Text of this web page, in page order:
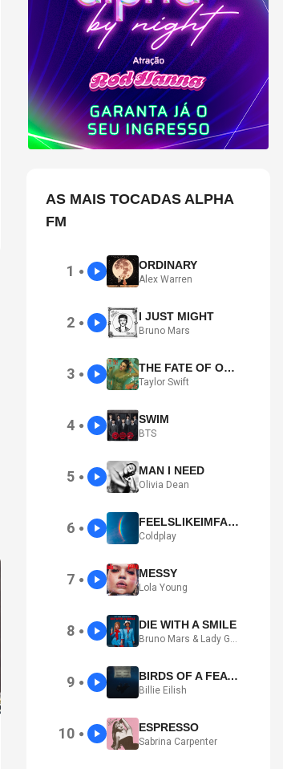
AS MAIS TOCADAS ALPHA
FM
1 ● ORDINARY
Alex Warren
2 ● I JUST MIGHT
Bruno Mars
3 ● THE FATE OF OPHELIA
Taylor Swift
4 ● SWIM
BTS
5 ● MAN I NEED
Olivia Dean
6 ● FEELSLIKEIMFALLINGINLOVE
Coldplay
7 ● MESSY
Lola Young
8 ● DIE WITH A SMILE
Bruno Mars & Lady Gaga
9 ● BIRDS OF A FEATHER
Billie Eilish
10 ● ESPRESSO
Sabrina Carpenter